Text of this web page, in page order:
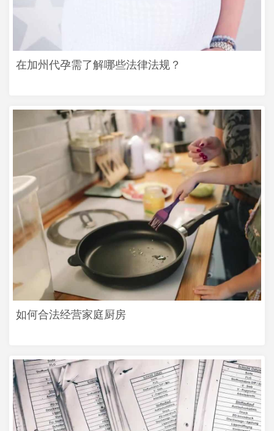
在加州代孕需了解哪些法律法规？
如何合法经营家庭厨房